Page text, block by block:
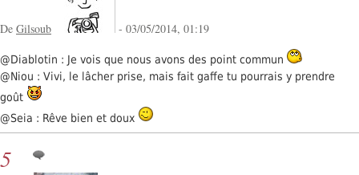
De Gilsoub - 03/05/2014, 01:19
@Diablotin : Je vois que nous avons des point commun
@Niou : Vivi, le lâcher prise, mais fait gaffe tu pourrais y prendre
goût
@Seia : Rêve bien et doux
5